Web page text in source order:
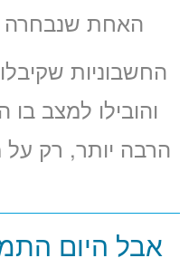
האחת שנבחרה
החשבוניות
והובילו למצב
הרבה יותר, רק על
אבל היום